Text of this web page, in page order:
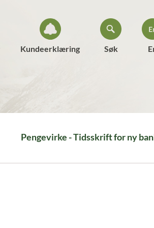
Kundeerklæring Søk
Pengevirke - Tidsskrift for ny